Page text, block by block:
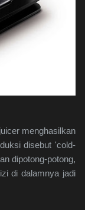
menghasilkan
disebut 'cold-
dipotong-potong,
di dalamnya jadi